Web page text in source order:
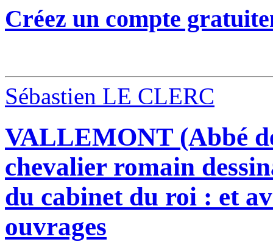
Créez un compte
Sébastien LE CLERC
VALLEMONT (Abbé
chevalier romain
du cabinet du roi : et
ouvrages